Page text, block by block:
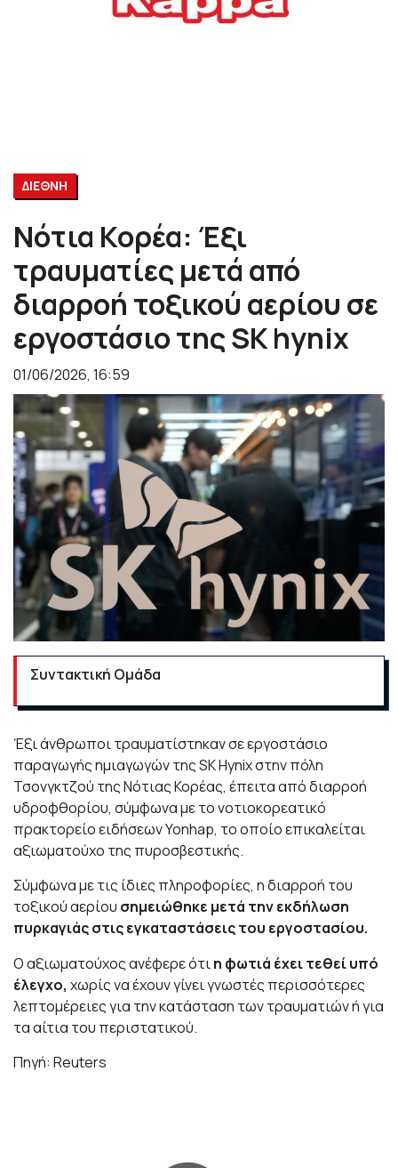
ΔΙΕΘΝΗ
Νότια Κορέα: Έξι
τραυματίες μετά από
διαρροή τοξικού αερίου σε
εργοστάσιο της SK hynix
01/06/2026, 16:59
Συντακτική Ομάδα
Έξι άνθρωποι τραυματίστηκαν σε εργοστάσιο
παραγωγής ημιαγωγών της SK Hynix στην πόλη
Τσονγκτζού της Νότιας Κορέας, έπειτα από διαρροή
υδροφθορίου, σύμφωνα με το νοτιοκορεατικό
πρακτορείο ειδήσεων Yonhap, το οποίο επικαλείται
αξιωματούχο της πυροσβεστικής.
Σύμφωνα με τις ίδιες πληροφορίες, η διαρροή του
τοξικού αερίου σημειώθηκε μετά την εκδήλωση
πυρκαγιάς στις εγκαταστάσεις του εργοστασίου.
Ο αξιωματούχος ανέφερε ότιη φωτιά έχει τεθεί υπό
έλεγχο, χωρίς να έχουν γίνει γνωστές περισσότερες
λεπτομέρειες για την κατάσταση των τραυματιών ή για
τα αίτια του περιστατικού.
Πηγή: Reuters